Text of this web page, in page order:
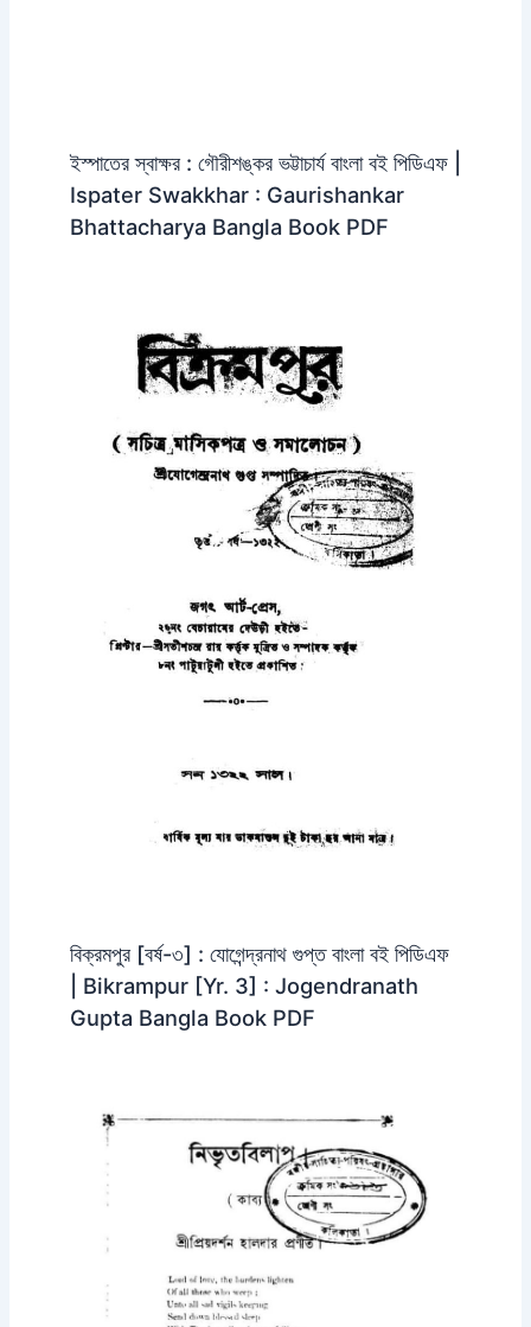
ইস্পাতের স্বাক্ষর : গৌরীশঙ্কর ভট্টাচার্য বাংলা বই পিডিএফ |
Ispater Swakkhar : Gaurishankar
Bhattacharya Bangla Book PDF
বিক্রমপুর [বর্ষ-৩] : যোগেন্দ্রনাথ গুপ্ত বাংলা বই পিডিএফ
| Bikrampur [Yr. 3] : Jogendranath
Gupta Bangla Book PDF